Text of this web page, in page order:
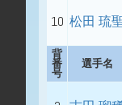
10 松田 琉
背
番
号
選手名